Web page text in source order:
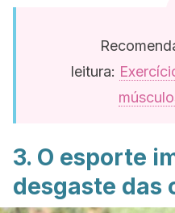
leitura:
3. O esporte
desgaste das